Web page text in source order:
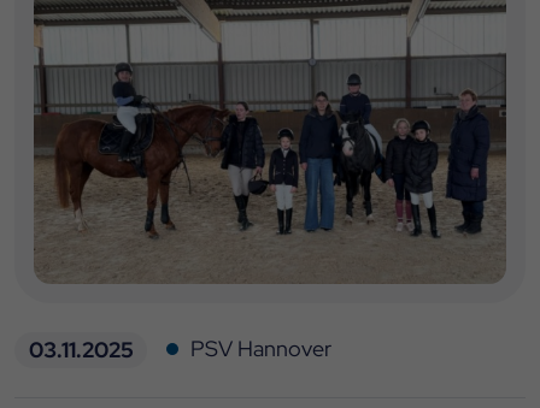
03.11.2025 PSV Hannover